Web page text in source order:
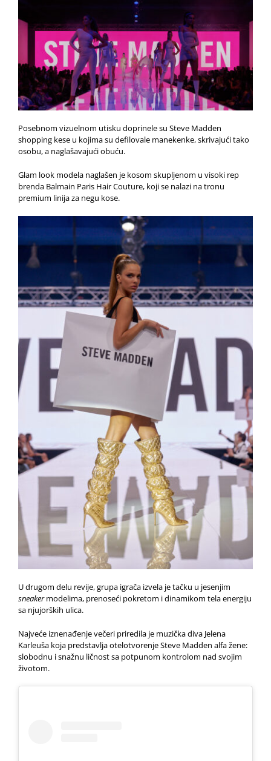
Posebnom vizuelnom utisku doprinele su Steve Madden
shopping kese u kojima su defilovale manekenke, skrivajući tako
osobu, a naglašavajući obuću.
Glam look modela naglašen je kosom skupljenom u visoki rep
brenda Balmain Paris Hair Couture, koji se nalazi na tronu
premium linija za negu kose.
U drugom delu revije, grupa igrača izvela je tačku u jesenjim
sneakermodelima, prenoseći pokretom i dinamikom tela energiju
sa njujorških ulica.
Najveće iznenađenje večeri priredila je muzička diva Jelena
Karleuša koja predstavlja otelotvorenje Steve Madden alfa žene:
slobodnu i snažnu ličnost sa potpunom kontrolom nad svojim
životom.